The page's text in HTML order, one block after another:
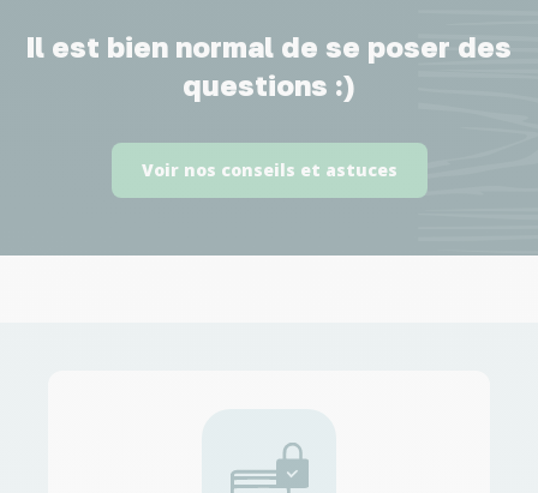
Il est bien normal de se poser des
questions :)
Voir nos conseils et astuces